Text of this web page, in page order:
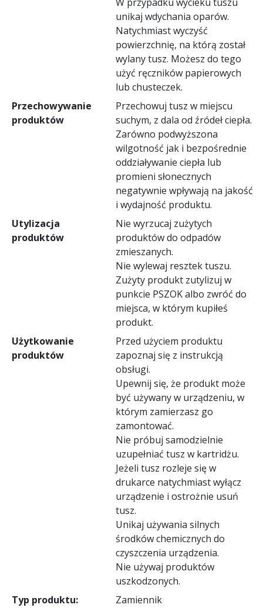
unikaj wdychania oparów.
Natychmiast wyczyść
powierzchnię, na którą został
wylany tusz. Możesz do tego
użyć ręczników papierowych
lub chusteczek.
Przechowywanie
produktów
Przechowuj tusz w miejscu
suchym, z dala od źródeł ciepła.
Zarówno podwyższona
wilgotność jak i bezpośrednie
oddziaływanie ciepła lub
promieni słonecznych
negatywnie wpływają na jakość
i wydajność produktu.
Utylizacja
produktów
Nie wyrzucaj zużytych
produktów do odpadów
zmieszanych.
Nie wylewaj resztek tuszu.
Zużyty produkt zutylizuj w
punkcie PSZOK albo zwróć do
miejsca, w którym kupiłeś
produkt.
Użytkowanie
produktów
Przed użyciem produktu
zapoznaj się z instrukcją
obsługi.
Upewnij się, że produkt może
być używany w urządzeniu, w
którym zamierzasz go
zamontować.
Nie próbuj samodzielnie
uzupełniać tusz w kartridżu.
Jeżeli tusz rozleje się w
drukarce natychmiast wyłącz
urządzenie i ostrożnie usuń
tusz.
Unikaj używania silnych
środków chemicznych do
czyszczenia urządzenia.
Nie używaj produktów
uszkodzonych.
Typ produktu:
Zamiennik